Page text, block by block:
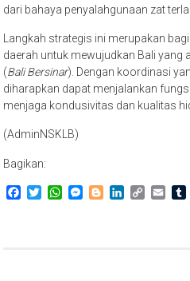
dari bahaya penyalahgunaan zat
Langkah strategis ini merupakan
daerah untuk mewujudkan Bali yang
(Bali Bersinar). Dengan koordinasi
diharapkan dapat menjalankan
menjaga kondusivitas dan kualitas
(AdminNSKLB)
Bagikan:
Facebook
TwitterWhatsApp
Messenger
BloggerLinkedIn
CopyEmail